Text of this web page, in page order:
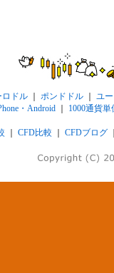
ロドル｜ ポンドドル｜ ユ
・Android 1000通貨単
CFD比較 CFDブログ